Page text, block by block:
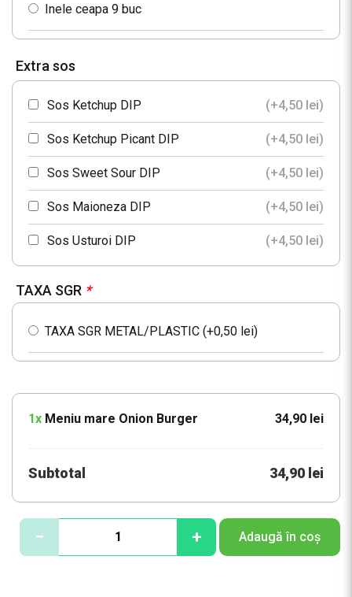
Pet 0.33L Cappy Nectar Piersici
Pet 0,5L Apa plata
Pet 0,5L Apa minerala
Inele ceapa 9 buc
Extra sos
Sos Ketchup DIP (+4,50 lei)
Sos Ketchup Picant DIP (+4,50 lei)
Sos Sweet Sour DIP (+4,50 lei)
Sos Maioneza DIP (+4,50 lei)
Sos Usturoi DIP (+4,50 lei)
TAXA SGR *
TAXA SGR METAL/PLASTIC (+0,50 lei)
1x Meniu mare Onion Burger 34,90 lei
Subtotal 34,90 lei
C
− + Adaugă în coș